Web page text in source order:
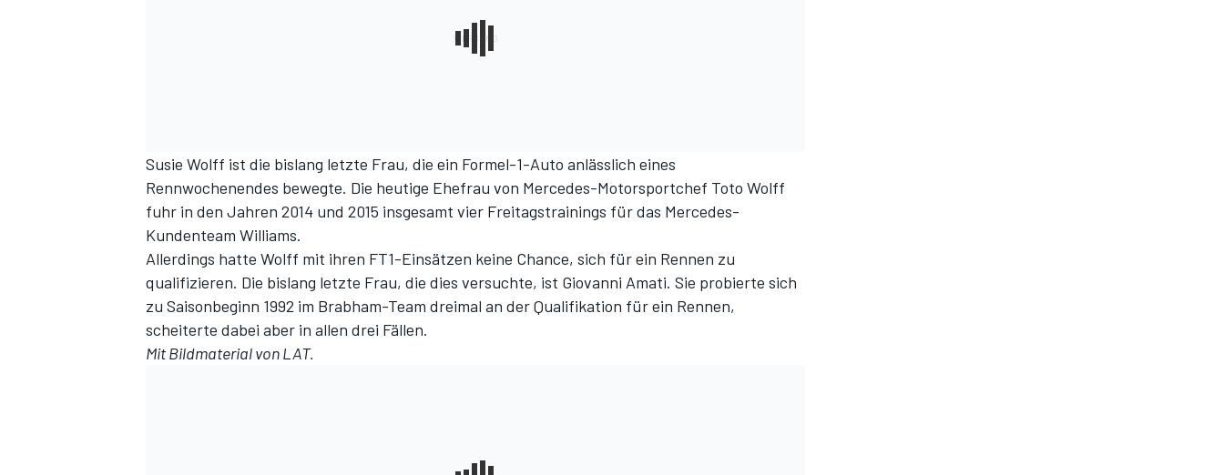
Susie Wolff ist die bislang letzte Frau, die ein Formel-1-Auto anlässlich eines
Rennwochenendes bewegte. Die heutige Ehefrau von Mercedes-Motorsportchef Toto Wolff
fuhr in den Jahren 2014 und 2015 insgesamt vier Freitagstrainings für das Mercedes-
Kundenteam Williams.
Allerdings hatte Wolff mit ihren FT1-Einsätzen keine Chance, sich für ein Rennen zu
qualifizieren. Die bislang letzte Frau, die dies versuchte, ist Giovanni Amati. Sie probierte sich
zu Saisonbeginn 1992 im Brabham-Team dreimal an der Qualifikation für ein Rennen,
scheiterte dabei aber in allen drei Fällen.
Mit Bildmaterial von LAT.